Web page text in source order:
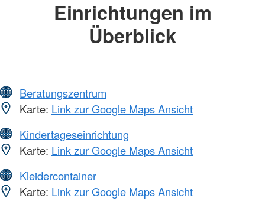
Einrichtungen im
Überblick
Beratungszentrum
Karte: Link zur Google Maps Ansicht
Kindertageseinrichtung
Karte: Link zur Google Maps Ansicht
Kleidercontainer
Karte: Link zur Google Maps Ansicht